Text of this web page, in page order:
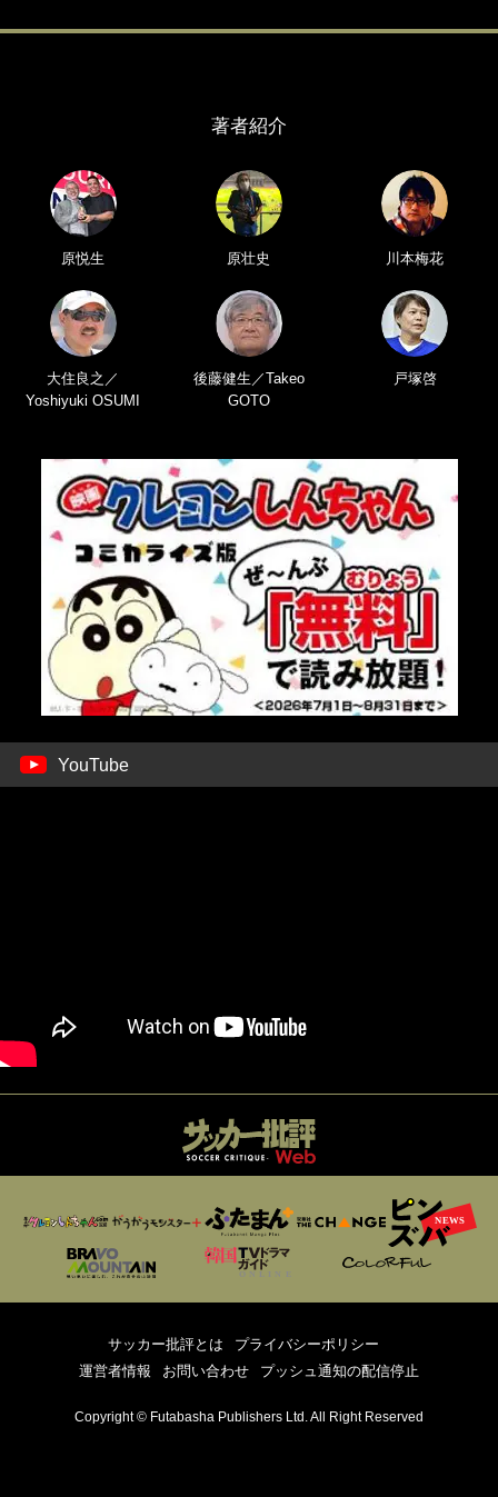
著者紹介
原悦生 原壮史 川本梅花
大住良之／
Yoshiyuki OSUMI
後藤健生／Takeo
GOTO
戸塚啓
YouTube
サッカー批評とは
プライバシーポリシー
運営者情報
お問い合わせ プッシュ通知の配信停止
Copyright © Futabasha Publishers Ltd. All Right Reserved